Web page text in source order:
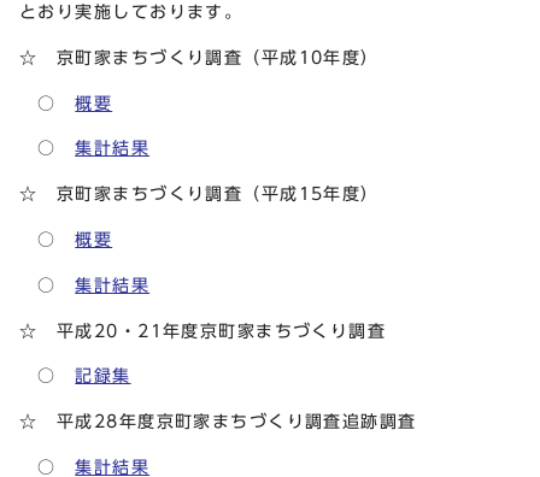
とおり実施しております。
☆ 京町家まちづくり調査（平成10年度）
○概要
○集計結果
☆ 京町家まちづくり調査（平成15年度）
○概要
○集計結果
☆ 平成20・21年度京町家まちづくり調査
○記録集
☆ 平成28年度京町家まちづくり調査追跡調査
○集計結果